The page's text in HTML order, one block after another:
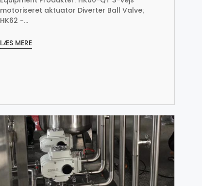
motoriseret aktuator Diverter Ball Valve;
HK62 -...
LÆS MERE